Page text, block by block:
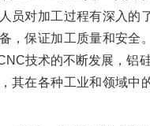
员对加工过程有深入的
，保证加工质量和安全
技术的不断发展，铝
其在各种工业和领域中